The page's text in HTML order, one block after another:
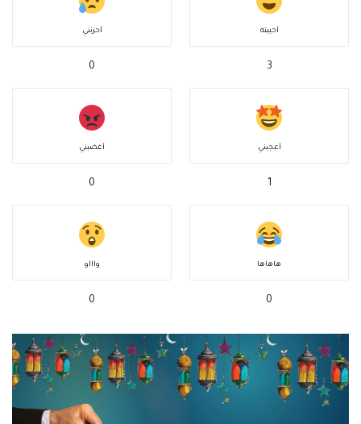
أحببته
3
أحزنني
0
أعجبني
1
أغضبني
0
هاهاها
0
واااو
0